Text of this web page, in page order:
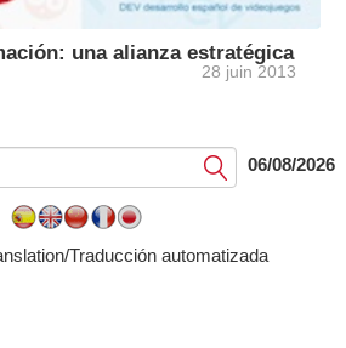
una alianza estratégica
28 juin 2013
Soumettre06/08/2026
Traducción automatizada